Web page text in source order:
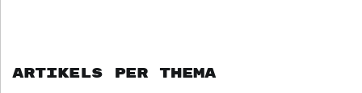
Artikels per thema